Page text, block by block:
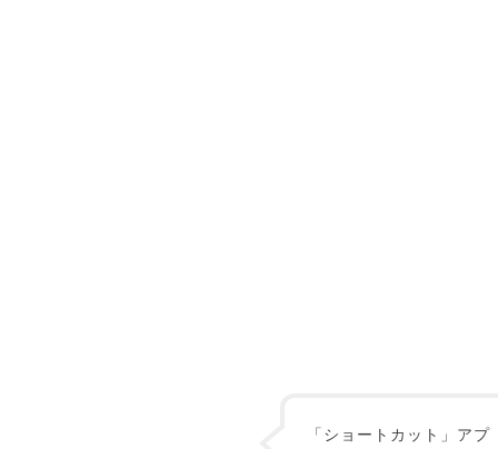
「ショートカット」アプ